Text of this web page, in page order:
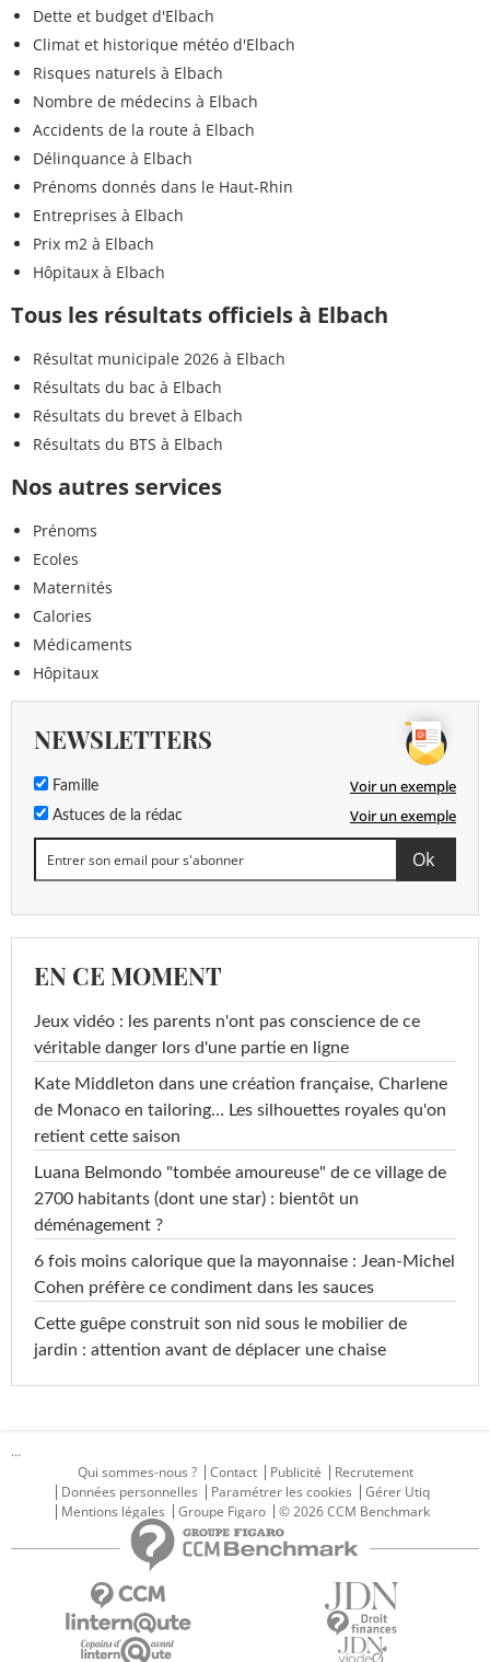
Dette et budget d'Elbach
Climat et historique météo d'Elbach
Risques naturels à Elbach
Nombre de médecins à Elbach
Accidents de la route à Elbach
Délinquance à Elbach
Prénoms donnés dans le Haut-Rhin
Entreprises à Elbach
Prix m2 à Elbach
Hôpitaux à Elbach
Tous les résultats officiels à Elbach
Résultat municipale 2026 à Elbach
Résultats du bac à Elbach
Résultats du brevet à Elbach
Résultats du BTS à Elbach
Nos autres services
Prénoms
Ecoles
Maternités
Calories
Médicaments
Hôpitaux
NEWSLETTERS
Famille Voir un exemple
Astuces de la rédac Voir un exemple
EN CE MOMENT
Jeux vidéo : les parents n'ont pas conscience de ce
véritable danger lors d'une partie en ligne
Kate Middleton dans une création française, Charlene
de Monaco en tailoring… Les silhouettes royales qu'on
retient cette saison
Luana Belmondo "tombée amoureuse" de ce village de
2700 habitants (dont une star) : bientôt un
déménagement ?
6 fois moins calorique que la mayonnaise : Jean-Michel
Cohen préfère ce condiment dans les sauces
Cette guêpe construit son nid sous le mobilier de
jardin : attention avant de déplacer une chaise
...
Qui sommes-nous ?
Contact Publicité
Recrutement
Données personnelles
Paramétrer les cookies
Gérer Utiq
Mentions légales
Groupe Figaro © 2026 CCM Benchmark